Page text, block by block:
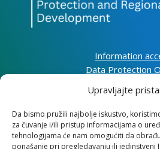
Upravljajte
Da bismo pružili najbolje iskustvo,
za čuvanje i/ili pristup informacijama o
tehnologijama će nam omogućiti da
ponašanje pri pregledavanju ili jedinstveni
Information
Data Protection
Impressum
Information about
Contact